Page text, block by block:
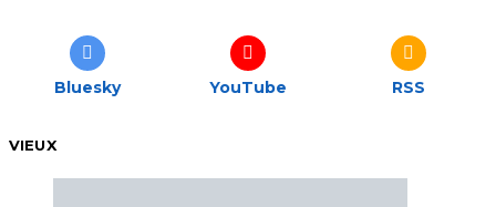
Bluesky YouTube RSS
VIEUX